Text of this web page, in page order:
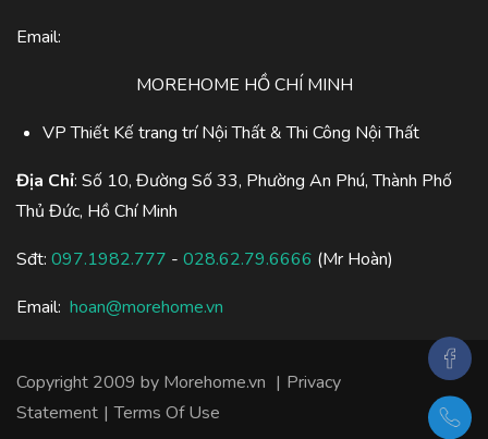
Email:
MOREHOME HỒ CHÍ MINH
VP Thiết Kế trang trí Nội Thất & Thi Công Nội Thất
Địa Chỉ: Số 10, Đường Số 33, Phường An Phú, Thành Phố
Thủ Đức, Hồ Chí Minh
Sđt: 097.1982.777 - 028.62.79.6666 (Mr Hoàn)
Email: hoan@morehome.vn
Copyright 2009 by Morehome.vn | Privacy
Statement | Terms Of Use